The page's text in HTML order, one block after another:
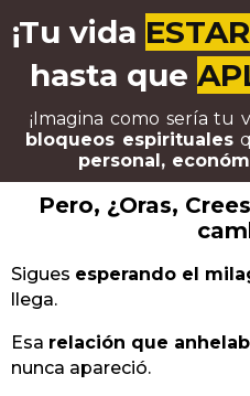
¡Tu vida
hasta que
¡Imagina como sería tu
bloqueos espirituales
personal,
Pero, ¿Oras,
Sigues esperando el
llega.
Esa relación que
nunca apareció.